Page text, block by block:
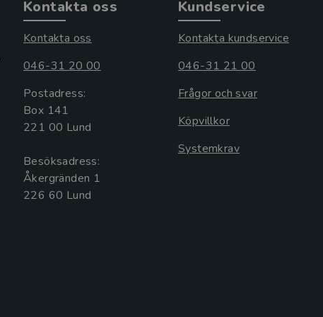
Kontakta oss
Kontakta oss
046-31 20 00
Postadress:
Box 141
221 00 Lund
Besöksadress:
Åkergränden 1
Kundservice
Kontakta kundservice
046-31 21 00
Frågor och svar
Köpvillkor
Systemkrav